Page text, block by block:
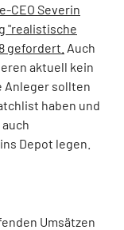
CEO Severin
"realistische
gefordert. Auch
aktuell kein
Anleger sollten
haben und
Depot legen.
Umsätzen